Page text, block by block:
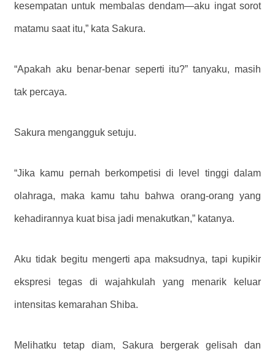
kesempatan untuk membalas dendam—aku ingat sorot
matamu saat itu,” kata Sakura.
“Apakah aku benar-benar seperti itu?” tanyaku, masih
tak percaya.
Sakura mengangguk setuju.
“Jika kamu pernah berkompetisi di level tinggi dalam
olahraga, maka kamu tahu bahwa orang-orang yang
kehadirannya kuat bisa jadi menakutkan,” katanya.
Aku tidak begitu mengerti apa maksudnya, tapi kupikir
ekspresi tegas di wajahkulah yang menarik keluar
intensitas kemarahan Shiba.
Melihatku tetap diam, Sakura bergerak gelisah dan